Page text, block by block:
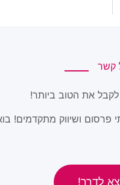
קשר
את הטוב ביותר!
ושיווק מתקדמים!
לדרך!